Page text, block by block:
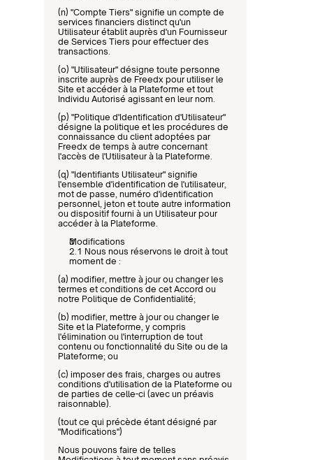
(n) "Compte Tiers" signifie un compte de
services financiers distinct qu'un
Utilisateur établit auprès d'un Fournisseur
de Services Tiers pour effectuer des
transactions.
(o) "Utilisateur" désigne toute personne
inscrite auprès de Freedx pour utiliser le
Site et accéder à la Plateforme et tout
Individu Autorisé agissant en leur nom.
(p) "Politique d'Identification d'Utilisateur"
désigne la politique et les procédures de
connaissance du client adoptées par
Freedx de temps à autre concernant
l'accès de l'Utilisateur à la Plateforme.
(q) "Identifiants Utilisateur" signifie
l'ensemble d'identification de l'utilisateur,
mot de passe, numéro d'identification
personnel, jeton et toute autre information
ou dispositif fourni à un Utilisateur pour
accéder à la Plateforme.
Modifications
2.1 Nous nous réservons le droit à tout
moment de :
(a) modifier, mettre à jour ou changer les
termes et conditions de cet Accord ou
notre Politique de Confidentialité;
(b) modifier, mettre à jour ou changer le
Site et la Plateforme, y compris
l'élimination ou l'interruption de tout
contenu ou fonctionnalité du Site ou de la
Plateforme; ou
(c) imposer des frais, charges ou autres
conditions d'utilisation de la Plateforme ou
de parties de celle-ci (avec un préavis
raisonnable).
(tout ce qui précède étant désigné par
"Modifications")
Nous pouvons faire de telles